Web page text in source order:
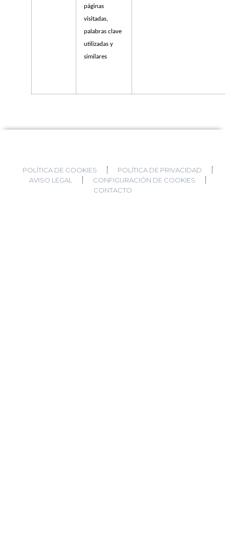
páginas
visitadas,
palabras clave
utilizadas y
similares
POLÍTICA DE COOKIES
POLÍTICA DE PRIVACIDAD
AVISO LEGAL
CONFIGURACIÓN DE COOKIES
CONTACTO